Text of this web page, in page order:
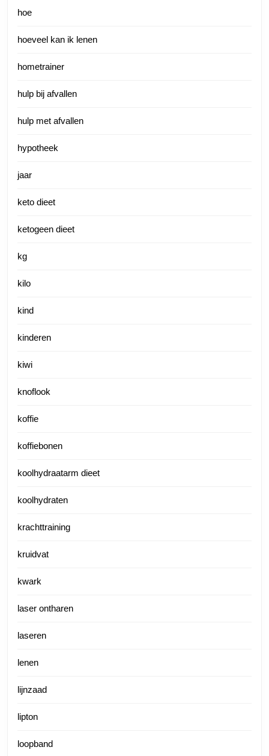
hoe
hoeveel kan ik lenen
hometrainer
hulp bij afvallen
hulp met afvallen
hypotheek
jaar
keto dieet
ketogeen dieet
kg
kilo
kind
kinderen
kiwi
knoflook
koffie
koffiebonen
koolhydraatarm dieet
koolhydraten
krachttraining
kruidvat
kwark
laser ontharen
laseren
lenen
lijnzaad
lipton
loopband